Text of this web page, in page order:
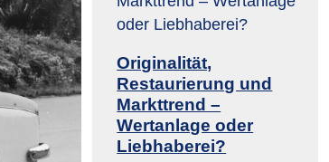
Originalität,
Restaurierung und
Markttrend –
Wertanlage oder
Liebhaberei?